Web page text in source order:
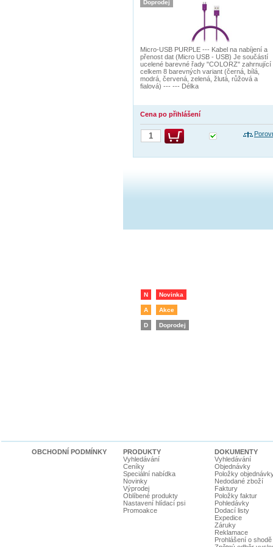
Micro-USB PURPLE --- Kabel na nabíjení a
přenost dat (Micro USB - USB) Je součástí
ucelené barevné řady "COLORZ" zahrnující
celkem 8 barevných variant (černá, bílá,
modrá, červená, zelená, žlutá, růžová a
fialová) --- --- Délka
Cena po přihlášení
Doprodej
N Novinka
A Akce
D Doprodej
OBCHODNÍ PODMÍNKY
PRODUKTY
Vyhledávání
Ceníky
Speciální nabídka
Novinky
Výprodej
Oblíbené produkty
Nastavení hlídací psi
Promoakce
DOKUMENTY
Vyhledávání
Objednávky
Položky
Nedodané zboží
Faktury
Položky faktur
Pohledávky
Dodací listy
Expedice
Záruky
Reklamace
Prohlášení o shodě